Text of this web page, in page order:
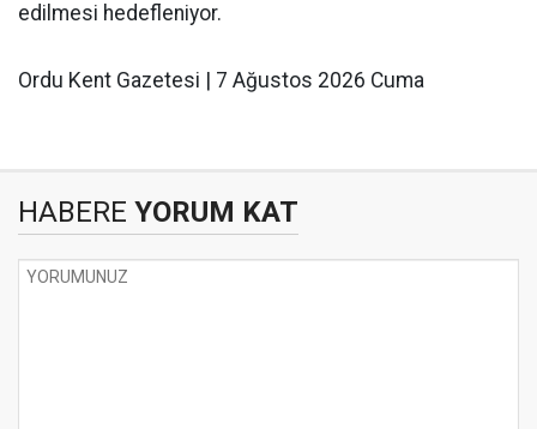
edilmesi hedefleniyor.
Ordu Kent Gazetesi | 7 Ağustos 2026 Cuma
HABERE YORUM KAT